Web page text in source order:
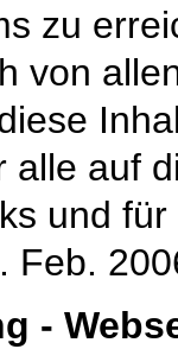
zu
von
alle auf
und
Feb.
-